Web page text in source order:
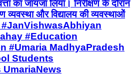
का जायजा लिया। निरीक्षण के दौरान
व्यवस्था और विद्यालय की व्यवस्थाओं
#JanVishwasAbhiyan
#Education
#Umaria MadhyaPradesh
Students